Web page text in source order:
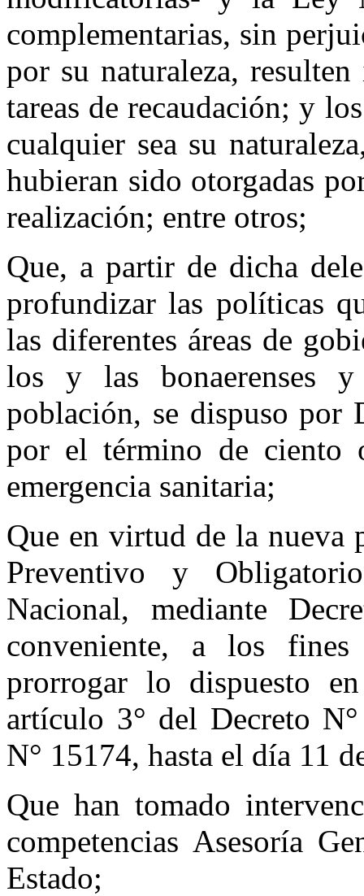
complementarias, sin
por su naturaleza,
tareas de recaudación; y
cualquier sea su
hubieran sido otorgadas
realización; entre otros;
Que, a partir de dicha
profundizar las políticas
las diferentes áreas de
los y las bonaerenses
población, se dispuso por
por el término de ciento
emergencia sanitaria;
Que en virtud de la nueva
Preventivo y
Nacional, mediante
conveniente, a los
prorrogar lo dispuesto
artículo 3° del Decreto
N° 15174, hasta el día 11
Que han tomado
competencias Asesoría
Estado;